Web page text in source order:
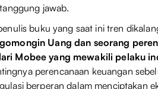
jawab.
buku yang saat ini tren
Uang dan seorang
Mobee yang mewakili pelaku
perencanaan keuangan
berperan dalam menciptakan